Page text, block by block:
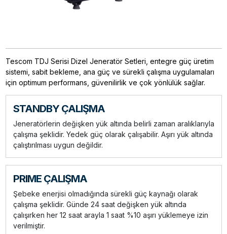
Tescom TDJ Serisi Dizel Jeneratör Setleri, entegre güç üretim
sistemi, sabit bekleme, ana güç ve sürekli çalışma uygulamaları
için optimum performans, güvenilirlik ve çok yönlülük sağlar.
STANDBY ÇALIŞMA
Jeneratörlerin değişken yük altında belirli zaman aralıklarıyla
çalışma şeklidir. Yedek güç olarak çalışabilir. Aşırı yük altında
çalıştırılması uygun değildir.
PRIME ÇALIŞMA
Şebeke enerjisi olmadığında sürekli güç kaynağı olarak
çalışma şeklidir. Günde 24 saat değişken yük altında
çalışırken her 12 saat arayla 1 saat %10 aşırı yüklemeye izin
verilmiştir.